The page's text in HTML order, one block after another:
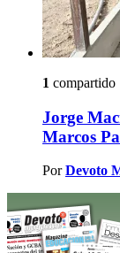
1 compartido
Jorge
Marcos
Por Devoto